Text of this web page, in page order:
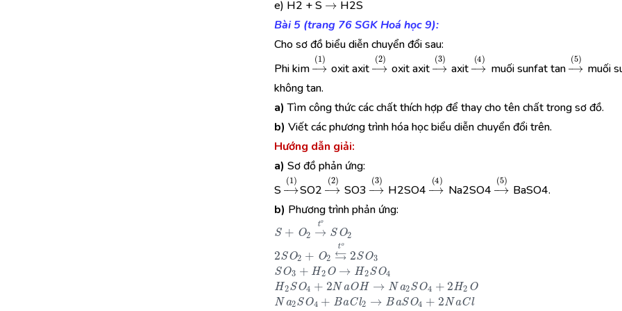
e) H2 + S
H2S
Bài 5 (trang 76 SGK Hoá học 9):
Cho sơ đồ biểu diễn chuyển đổi sau:
Phi kim→( 1)
oxit axit→( 2)
oxit axit→( 3)
axit→( 4)
muối sunfat tan→( 5)
muối
không tan.
a) Tìm công thức các chất thích hợp để thay cho tên chất trong sơ đồ.
b) Viết các phương trình hóa học biểu diễn chuyển đổi trên.
Hướng dẫn giải:
a) Sơ đồ phản ứng:
S →(1)
SO2→( 2)
SO3 →( 3)
H2SO4→( 4)
Na2SO4 →( 5)
BaSO4.
b) Phương trình phản ứng:
S+O2→t oSO22 SO2+O2⇆ to2SO3